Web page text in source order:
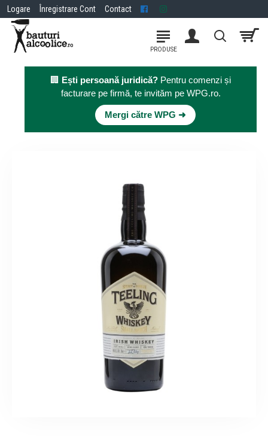
Logare Înregistrare Cont Contact
🏢 Ești persoană juridică? Pentru comenzi și
facturare pe firmă, te invităm pe WPG.ro.
Mergi către WPG ➜